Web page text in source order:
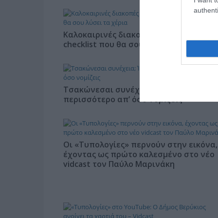
Καλοκαιρινές διακοπές με κατοικίδιο: Η
checklist που θα σου λύσει τα χέρια
Τσακώνεσαι συνέχεια; Ίσως φταις
περισσότερο απ’ όσο νομίζεις
Οι «Τυπολογίες» περνούν στην εικόνα,
έχοντας ως πρώτο καλεσμένο στο νέο
vidcast τον Παύλο Μαρινάκη